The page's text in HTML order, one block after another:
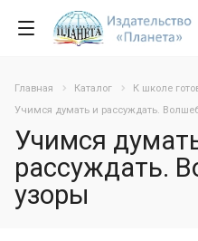
Главная Каталог
К школе
Учимся думать и рассуждать.
Учимся
рассуждать.
узоры